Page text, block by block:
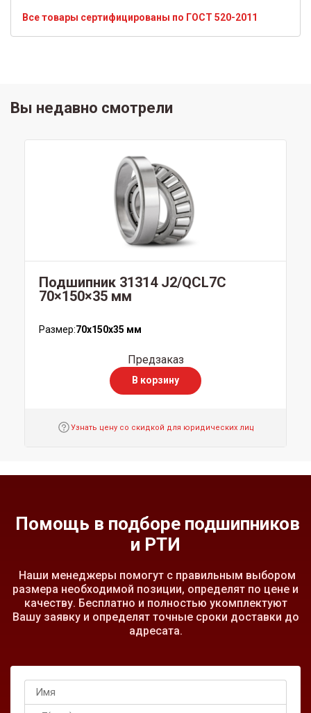
Все товары сертифицированы по ГОСТ 520-2011
Вы недавно смотрели
Подшипник 31314 J2/QCL7C
70×150×35 мм
Размер:70x150x35 мм
Предзаказ
В корзину
Узнать цену со скидкой для юридических лиц
Помощь в подборе подшипников
и РТИ
Наши менеджеры помогут с правильным выбором
размера необходимой позиции, определят по цене и
качеству. Бесплатно и полностью укомплектуют
Вашу заявку и определят точные сроки доставки до
адресата.